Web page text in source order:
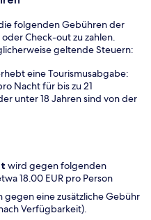
folgenden Gebühren der
Check-out zu zahlen.
geltende Steuern:
eine Tourismusabgabe:
Nacht für bis zu 21
unter 18 Jahren sind von der
wird gegen folgenden
18.00 EUR pro Person
gegen eine zusätzliche Gebühr
Verfügbarkeit).